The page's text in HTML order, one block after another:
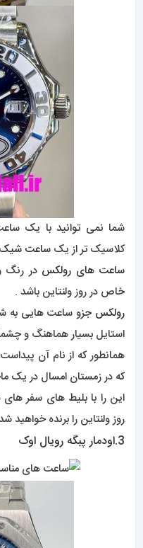
شما نمی توانید با یک
کلاسیک تر از یک ساعت
ساعت های رولکس در رنگ
خاص در روز ولنتاین باشد .
رولکس جزو ساعت هایی به
استایل بسیار هماهنگ و
همانطور که از نام آن
که در زمستان امسال در یک
این را با بلیط های سفر های
روز ولنتاین را برنده خواهید
3.اودمار پبگه رویال اوک